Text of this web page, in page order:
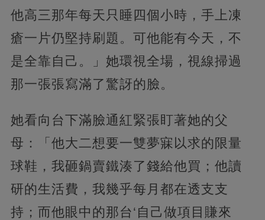
他高三那年每天只睡四個小時，手上凍
瘡一片仍堅持刷題。可他能有今天，不
是全靠自己。」她環視全場，視線掃過
那一張張寫滿了驚訝的臉。
她看向台下滿臉通紅緊張盯著她的父
母：「他大二想要一雙夢寐以求的限量
球鞋，我砸鍋賣鐵湊了錢給他買；他讀
研的生活費，我幾乎每月都在透支支
持；而他眼中的那台‘自己做項目賺來